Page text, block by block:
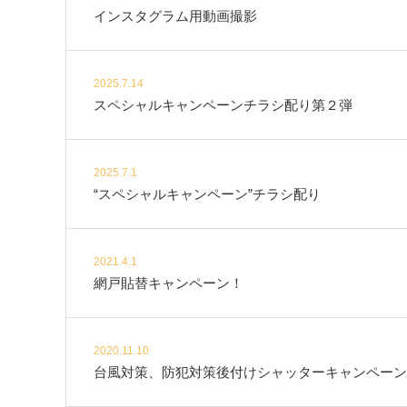
インスタグラム用動画撮影
2025.7.14
スペシャルキャンペーンチラシ配り第２弾
2025.7.1
“スペシャルキャンペーン”チラシ配り
2021.4.1
網戸貼替キャンペーン！
2020.11.10
台風対策、防犯対策後付けシャッターキャンペー